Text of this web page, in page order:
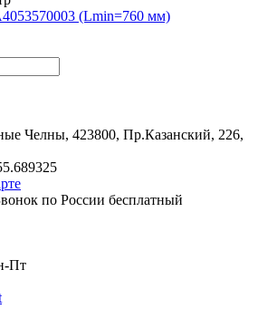
(Lmin=760 мм)
Челны, 423800, Пр.Казанский, 226,
по России бесплатный
Пт